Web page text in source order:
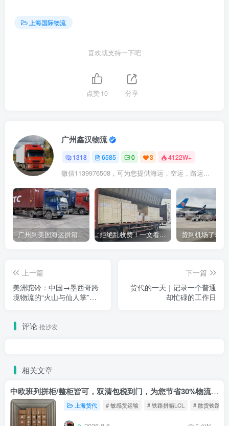
上海国际物流
喜欢就支持一下吧
点赞10 分享
广州鑫汉物流
1318 6585 0 3 4122W+
微信1139976508，可为您提供海运，空运，路运，铁路运输
广州到美国海运拼箱多少钱？2024年最新运费构成+隐藏费用避坑指南 拒绝乱收费！一文看懂中国货代计费套路，教你避开所有隐形坑
上一篇
美洲驼铃：中国→墨西哥跨
境物流的“火山与仙人掌”之
下一篇
货代的一天｜记录一个普通
却忙碌的工作日
评论 抢沙发
相关文章
中欧班列拼柜/整柜皆可，双清包税到门，为您节省30%物流成本！
上海货代 # 敏感货运输 # 铁路拼箱LCL # 散货铁路